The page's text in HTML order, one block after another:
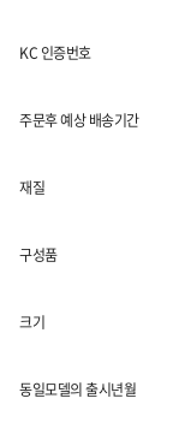
KC 인증번호
주문후 예상 배송기간
재질
구성품
크기
동일모델의 출시년월